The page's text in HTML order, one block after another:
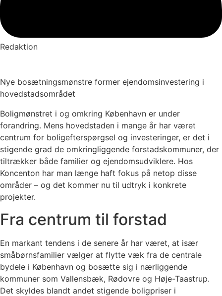
Redaktion
Nye bosætningsmønstre former ejendomsinvestering i
hovedstadsområdet
Boligmønstret i og omkring København er under
forandring. Mens hovedstaden i mange år har været
centrum for boligefterspørgsel og investeringer, er det i
stigende grad de omkringliggende forstadskommuner, der
tiltrækker både familier og ejendomsudviklere. Hos
Koncenton har man længe haft fokus på netop disse
områder – og det kommer nu til udtryk i konkrete
projekter.
Fra centrum til forstad
En markant tendens i de senere år har været, at især
småbørnsfamilier vælger at flytte væk fra de centrale
bydele i København og bosætte sig i nærliggende
kommuner som Vallensbæk, Rødovre og Høje-Taastrup.
Det skyldes blandt andet stigende boligpriser i